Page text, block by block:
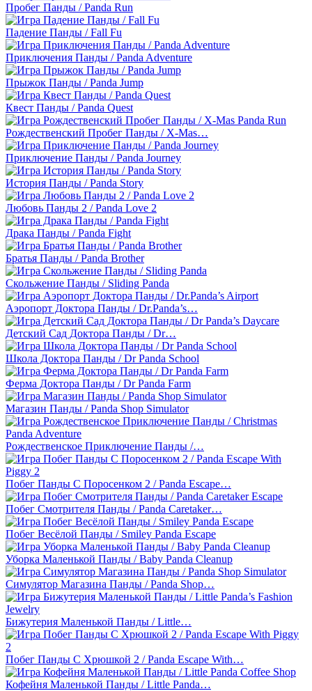
Пробег Панды / Panda Run
Падение Панды / Fall Fu
Приключения Панды / Panda Adventure
Прыжок Панды / Panda Jump
Квест Панды / Panda Quest
Рождественский Пробег Панды / X-Mas…
Приключение Панды / Panda Journey
История Панды / Panda Story
Любовь Панды 2 / Panda Love 2
Драка Панды / Panda Fight
Братья Панды / Panda Brother
Скольжение Панды / Sliding Panda
Аэропорт Доктора Панды / Dr.Panda’s…
Детский Сад Доктора Панды / Dr…
Школа Доктора Панды / Dr Panda School
Ферма Доктора Панды / Dr Panda Farm
Магазин Панды / Panda Shop Simulator
Рождественское Приключение Панды /…
Побег Панды С Поросенком 2 / Panda Escape…
Побег Смотрителя Панды / Panda Caretaker…
Побег Весёлой Панды / Smiley Panda Escape
Уборка Маленькой Панды / Baby Panda Cleanup
Симулятор Магазина Панды / Panda Shop…
Бижутерия Маленькой Панды / Little…
Побег Панды С Хрюшкой 2 / Panda Escape With…
Кофейня Маленькой Панды / Little Panda…